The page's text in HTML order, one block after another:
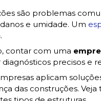
são problemas
e umidade. Um
contar com uma
diagnósticos precisos e
aplicam
das construções.